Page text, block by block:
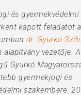
és gyermekvédelmi
kapott feladatot a
dr. Gyurkó
alapítvány vezetője.
Gyurkó
gyermekjogi és
szakembere.